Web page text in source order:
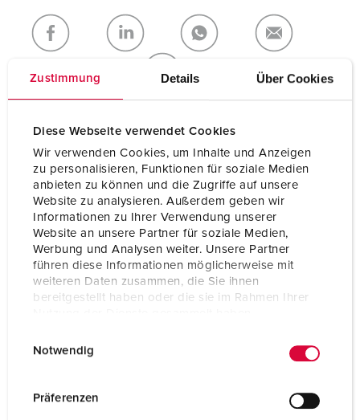
Zustimmung Details Über Cookies
Diese Webseite verwendet Cookies
Wir verwenden Cookies, um Inhalte und Anzeigen
zu personalisieren, Funktionen für soziale Medien
anbieten zu können und die Zugriffe auf unsere
Website zu analysieren. Außerdem geben wir
Informationen zu Ihrer Verwendung unserer
Website an unsere Partner für soziale Medien,
Werbung und Analysen weiter. Unsere Partner
führen diese Informationen möglicherweise mit
weiteren Daten zusammen, die Sie ihnen
bereitgestellt haben oder die sie im Rahmen Ihrer
Notwendig
Präferenzen
My list ADD
CREATE A NEW LIST
Technical specifications
Switch disconnector 52243
BS Motor rating AC3/440V = 18,5 kW
Weight 1454 g
Certifications EAC